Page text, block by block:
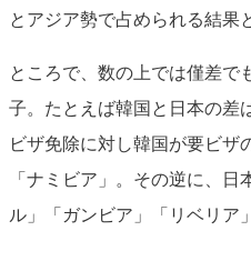
とアジア勢で占められる結果
ところで、数の上では僅差で
子。たとえば韓国と日本の差
ビザ免除に対し韓国が要ビザ
「ナミビア」。その逆に、
ル」「ガンビア」「リベリア